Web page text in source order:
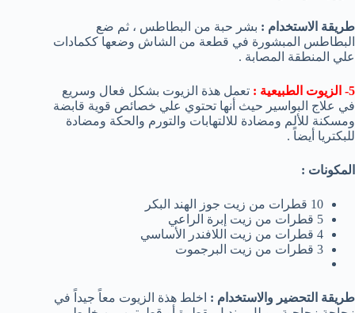
طريقة الاستخدام : بشر حبة من البطاطس ، ثم ضع
البطاطس المبشورة في قطعة من الشاش وضعها ككمادات
علي المنطقة المصابة .
5- الزيوت الطبيعية :
تعمل هذة الزيوت بشكل فعال وسريع
في علاج البواسير حيث أنها تحتوي علي خصائص قوية قابضة
ومسكنة للألم ومضادة للالتهابات والتورم والحكة ومضادة
للبكتريا أيضاً .
المكونات :
10 قطرات من زيت جوز الهند البكر
5 قطرات من زيت إبرة الراعي
4 قطرات من زيت اللافندر الأساسي
3 قطرات من زيت البرجموت
طريقة التحضير والاستخدام : اخلط هذة الزيوت معاً جيداً في